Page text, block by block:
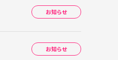
お知らせ
お知らせ